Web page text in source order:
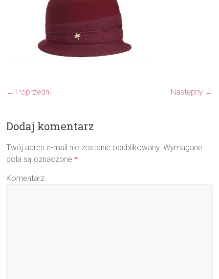
← Poprzedni Następny →
Dodaj komentarz
Twój adres e-mail nie zostanie opublikowany. Wymagane
pola są oznaczone*
Komentarz